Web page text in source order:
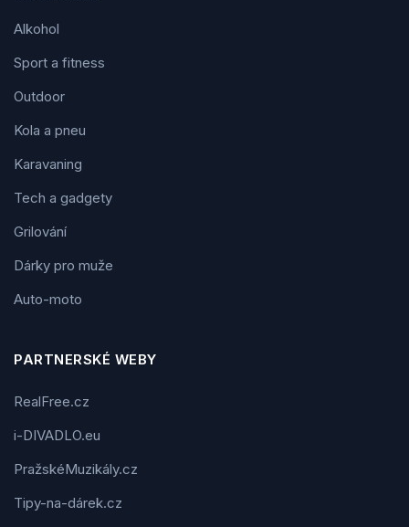
Alkohol
Sport a fitness
Outdoor
Kola a pneu
Karavaning
Tech a gadgety
Grilování
Dárky pro muže
Auto-moto
PARTNERSKÉ WEBY
RealFree.cz
i-DIVADLO.eu
PražskéMuzikály.cz
Tipy-na-dárek.cz